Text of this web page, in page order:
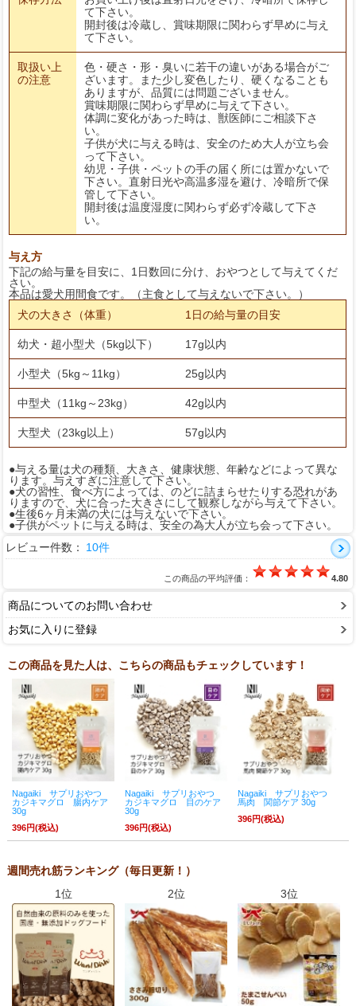
て下さい。
開封後は冷蔵し、賞味期限に関わらず早めに与え
て下さい。
取扱い上
の注意
色・硬さ・形・臭いに若干の違いがある場合がご
ざいます。また少し変色したり、硬くなることも
ありますが、品質には問題ございません。
賞味期限に関わらず早めに与えて下さい。
体調に変化があった時は、獣医師にご相談下さ
い。
子供が犬に与える時は、安全のため大人が立ち会
って下さい。
幼児・子供・ペットの手の届く所には置かないで
下さい。直射日光や高温多湿を避け、冷暗所で保
管して下さい。
開封後は温度湿度に関わらず必ず冷蔵して下さ
い。
与え方
下記の給与量を目安に、1日数回に分け、おやつとして与えてくだ
さい。
本品は愛犬用間食です。（主食として与えないで下さい。）
犬の大きさ（体重）
1日の給与量の目安
幼犬・超小型犬（5kg以下） 17g以内
小型犬（5kg～11kg） 25g以内
中型犬（11kg～23kg） 42g以内
大型犬（23kg以上） 57g以内
●与える量は犬の種類、大きさ、健康状態、年齢などによって異な
ります。与えすぎに注意して下さい。
●犬の習性、食べ方によっては、のどに詰まらせたりする恐れがあ
りますので、犬に合った大きさにして観察しながら与えて下さい。
●生後6ヶ月未満の犬には与えないで下さい。
●子供がペットに与える時は、安全の為大人が立ち会って下さい。
レビュー件数：
10件
この商品の平均評価： 4.80
商品についてのお問い合わせ
お気に入りに登録
この商品を見た人は、こちらの商品もチェックしています！
Nagaiki サプリおやつ
カジキマグロ 腸内ケア
30g
396円(税込)
Nagaiki サプリおやつ
カジキマグロ 目のケア
30g
396円(税込)
Nagaiki サプリおやつ
馬肉 関節ケア 30g
396円(税込)
週間売れ筋ランキング（毎日更新！）
1位
2位 3位